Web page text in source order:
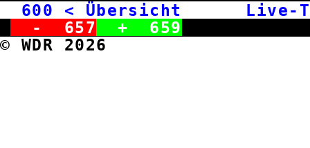
600 < Übersicht Live-
- 657 + 659
© WDR 2026